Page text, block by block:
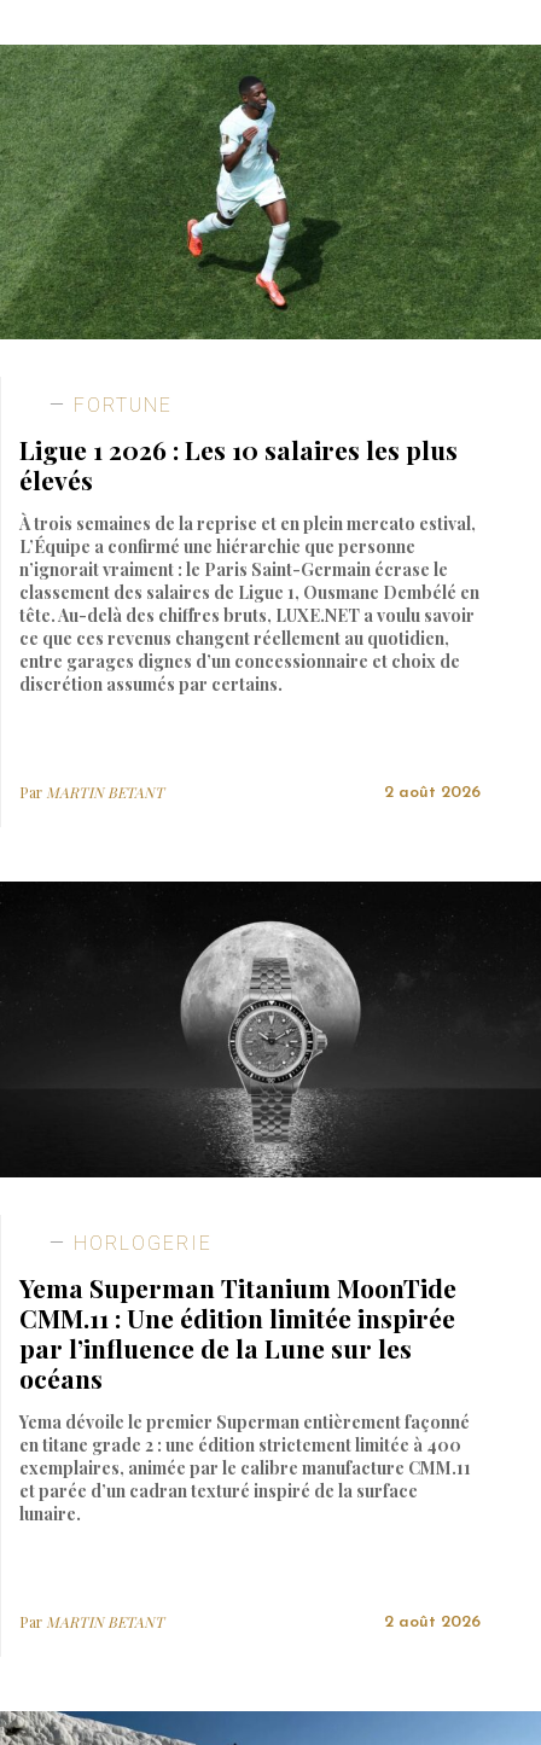
FORTUNE
Ligue 1 2026 : Les 10 salaires les plus
élevés
À trois semaines de la reprise et en plein mercato estival,
L’Équipe a confirmé une hiérarchie que personne
n’ignorait vraiment : le Paris Saint-Germain écrase le
classement des salaires de Ligue 1, Ousmane Dembélé en
tête. Au-delà des chiffres bruts, LUXE.NET a voulu savoir
ce que ces revenus changent réellement au quotidien,
entre garages dignes d’un concessionnaire et choix de
discrétion assumés par certains.
ParMARTIN BETANT 2 août 2026
HORLOGERIE
Yema Superman Titanium MoonTide
CMM.11 : Une édition limitée inspirée
par l’influence de la Lune sur les
océans
Yema dévoile le premier Superman entièrement façonné
en titane grade 2 : une édition strictement limitée à 400
exemplaires, animée par le calibre manufacture CMM.11
et parée d’un cadran texturé inspiré de la surface
lunaire.
Par MARTIN BETANT 2 août 2026